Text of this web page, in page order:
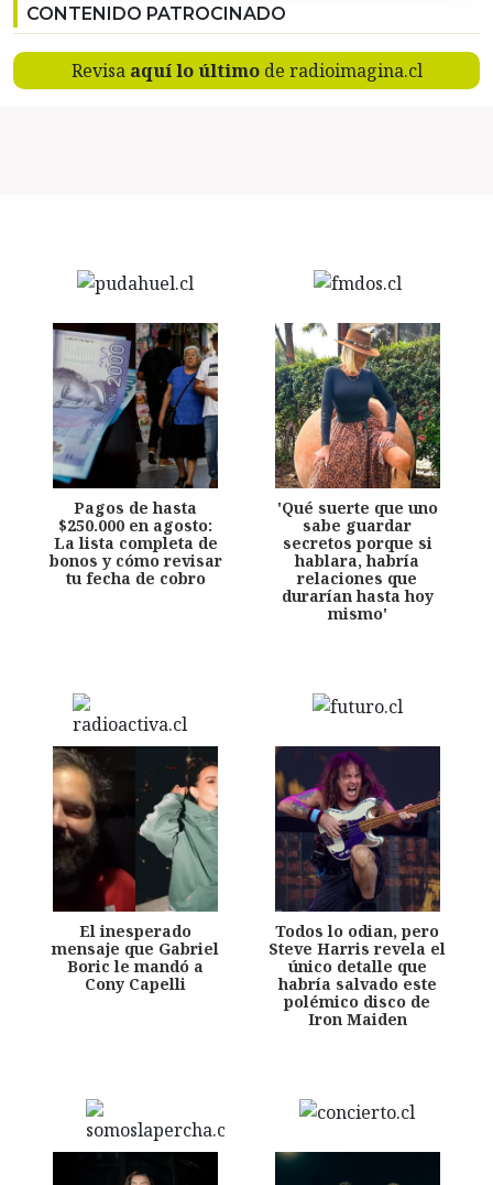
CONTENIDO PATROCINADO
Revisa aquí lo últimode radioimagina.cl
Pagos de hasta
$250.000 en agosto:
La lista completa de
bonos y cómo revisar
tu fecha de cobro
'Qué suerte que uno
sabe guardar
secretos porque si
hablara, habría
relaciones que
durarían hasta hoy
mismo'
El inesperado
mensaje que Gabriel
Boric le mandó a
Cony Capelli
Todos lo odian, pero
Steve Harris revela el
único detalle que
habría salvado este
polémico disco de
Iron Maiden